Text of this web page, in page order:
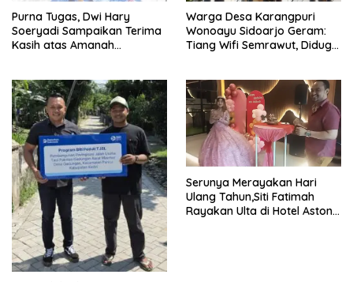
Purna Tugas, Dwi Hary
Soeryadi Sampaikan Terima
Kasih atas Amanah
Warga Desa Karangpuri
Wonoayu Sidoarjo Geram:
Tiang Wifi Semrawut, Diduga
Pemilik Tanah
Serunya Merayakan Hari
Ulang Tahun,Siti Fatimah
Rayakan Ulta di Hotel Aston